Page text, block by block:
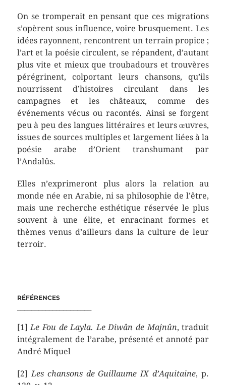
On se tromperait en pensant que ces migrations
s’opèrent sous influence, voire brusquement. Les
idées rayonnent, rencontrent un terrain propice ;
l’art et la poésie circulent, se répandent, d’autant
plus vite et mieux que troubadours et trouvères
pérégrinent, colportant leurs chansons, qu’ils
nourrissent d’histoires circulant dans les
campagnes et les châteaux, comme des
événements vécus ou racontés. Ainsi se forgent
peu à peu des langues littéraires et leurs œuvres,
issues de sources multiples et largement liées à la
poésie arabe d’Orient transhumant par
l’Andalûs.
Elles n’exprimeront plus alors la relation au
monde née en Arabie, ni sa philosophie de l’être,
mais une recherche esthétique réservée le plus
souvent à une élite, et enracinant formes et
thèmes venus d’ailleurs dans la culture de leur
terroir.
RÉFÉRENCES
[1]Le Fou de Layla. Le Diwân de Majnûn, traduit
intégralement de l’arabe, présenté et annoté par
André Miquel
[2]Les chansons de Guillaume IX d’Aquitaine, p.